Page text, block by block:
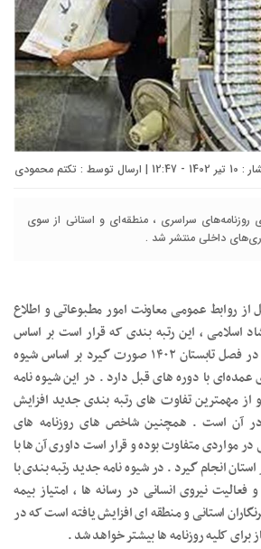
تکتم محمودی
روزنامه‌های سراسری ، منطقه‌ای و استانی از سوی
داخلی منتشر شد .
از روابط عمومی معاونت امور مطبوعاتی و اطلاع
اسلامی ، این رتبه بندی که قرار است بر اساس
ارزیابی عملکرد روزنامه ها در فصل تابستان ۱۴۰۲ صورت گیرد بر اساس شیوه
با دوره های قبل دارد . در این شیوه نامه
و از مهمترین تفاوت های رتبه بندی جدید افزایش
آن است . همچنین شاخص های روزنامه های
مواردی متفاوت بوده و قرار است داوری آن ها با
انجام گیرد . در شیوه نامه جدید رتبه بندی با
نیروی انسانی در رسانه ها ، امتیاز بیمه
استانی و منطقه ای افزایش یافته است که در
برای کلیه روزنامه ها بیشتر خواهد شد .